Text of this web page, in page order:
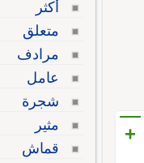
+
أكثر
متعلق
مرادف
عامل
شجرة
مثير
قماش